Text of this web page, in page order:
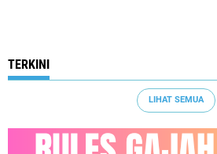
TERKINI
LIHAT SEMUA